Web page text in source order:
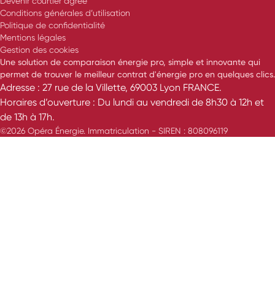
Conditions générales d’utilisation
Politique de confidentialité
Mentions légales
Gestion des cookies
Une solution de comparaison énergie pro, simple et innovante qui
permet de trouver le meilleur contrat d'énergie pro en quelques clics.
Adresse : 27 rue de la Villette, 69003 Lyon FRANCE.
Horaires d’ouverture : Du lundi au vendredi de 8h30 à 12h et
de 13h à 17h.
©2026 Opéra Énergie. Immatriculation - SIREN : 808096119